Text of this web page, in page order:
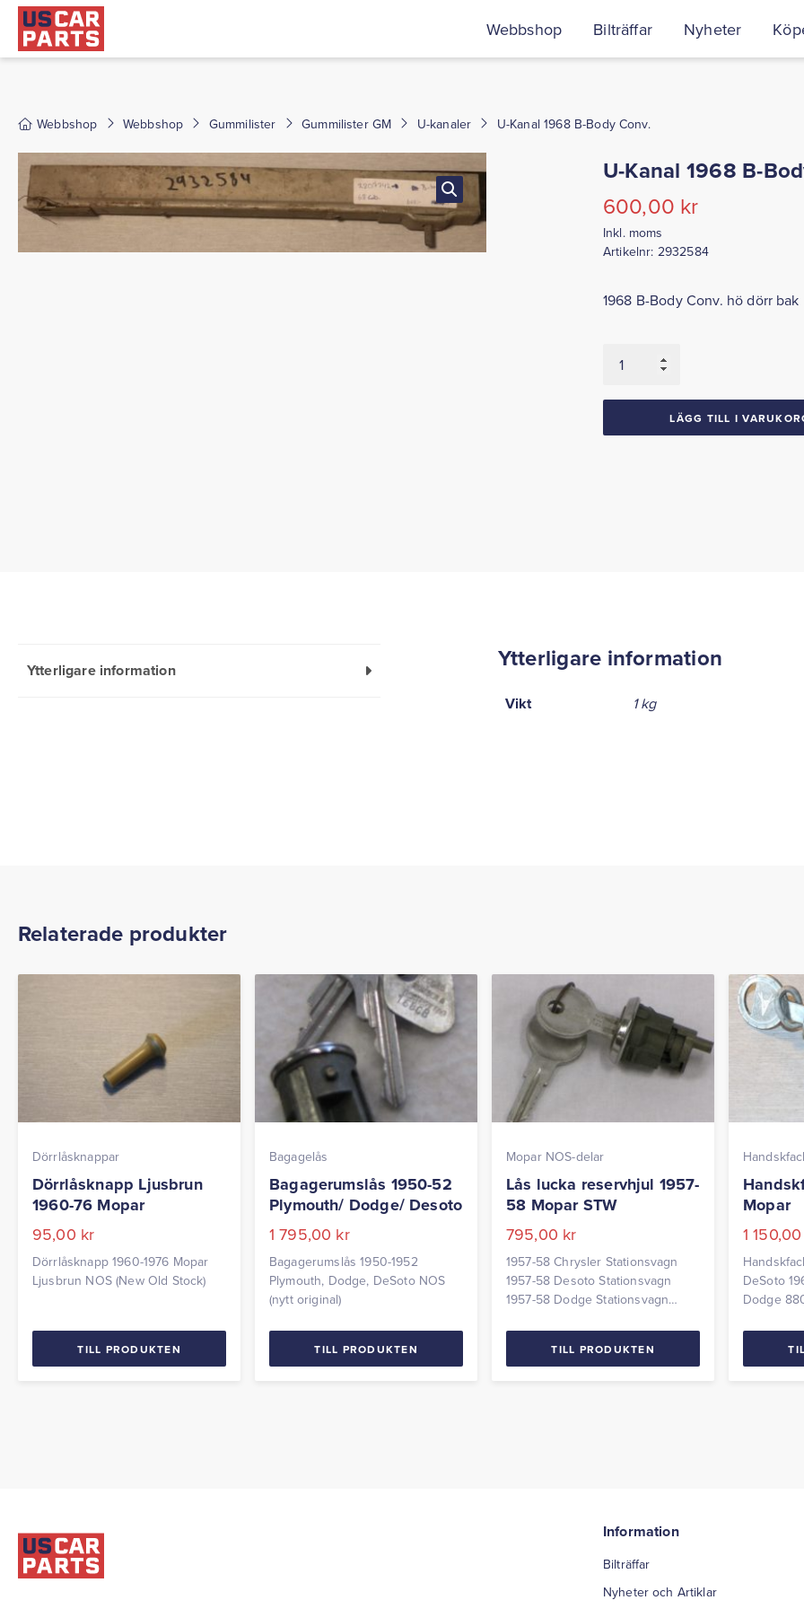
Webbshop Bilträffar Nyheter
Webbshop Webbshop Gummilister Gummilister GM U-kanaler U-Kanal 1968 B-Body Conv.
U-Kanal 1968 B-
600,00 kr
Inkl. moms
Artikelnr: 2932584
1968 B-Body Conv. hö dörr bak
Kanal
LÄGG TILL I
Ytterligare information Ytterligare information
Vikt 1 kg
Relaterade produkter
Dörrlåsknappar
Dörrlåsknapp Ljusbrun
1960-76 Mopar
95,00 kr
Dörrlåsknapp 1960-1976 Mopar
Ljusbrun NOS (New Old Stock)
TILL PRODUKTEN
Bagagelås
Bagagerumslås 1950-52
Plymouth/ Dodge/ Desoto
1 795,00 kr
Bagagerumslås 1950-1952
Plymouth, Dodge, DeSoto NOS
(nytt original)
TILL PRODUKTEN
Mopar NOS-delar
Lås lucka reservhjul 1957-
58 Mopar STW
795,00 kr
1957-58 Chrysler Stationsvagn
1957-58 Desoto Stationsvagn
1957-58 Dodge Stationsvagn
Lås lucka reservhjul NOS = New
Old StockTILL PRODUKTEN
Mopar
1
DeSoto
Dodge
Information
Bilträffar
Nyheter och Artiklar